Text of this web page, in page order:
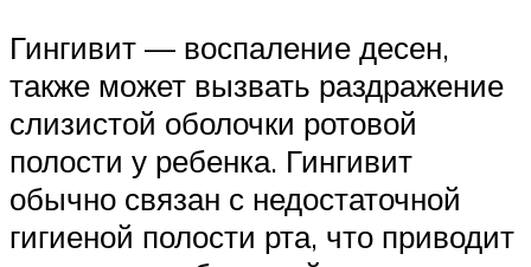
Гингивит — воспаление десен,
также может вызвать раздражение
слизистой оболочки ротовой
полости у ребенка. Гингивит
обычно связан с недостаточной
гигиеной полости рта, что приводит